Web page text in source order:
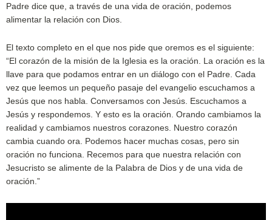
Padre dice que, a través de una vida de oración, podemos
alimentar la relación con Dios.
El texto completo en el que nos pide que oremos es el siguiente:
“El corazón de la misión de la Iglesia es la oración. La oración es la
llave para que podamos entrar en un diálogo con el Padre. Cada
vez que leemos un pequeño pasaje del evangelio escuchamos a
Jesús que nos habla. Conversamos con Jesús. Escuchamos a
Jesús y respondemos. Y esto es la oración. Orando cambiamos la
realidad y cambiamos nuestros corazones. Nuestro corazón
cambia cuando ora. Podemos hacer muchas cosas, pero sin
oración no funciona. Recemos para que nuestra relación con
Jesucristo se alimente de la Palabra de Dios y de una vida de
oración.”